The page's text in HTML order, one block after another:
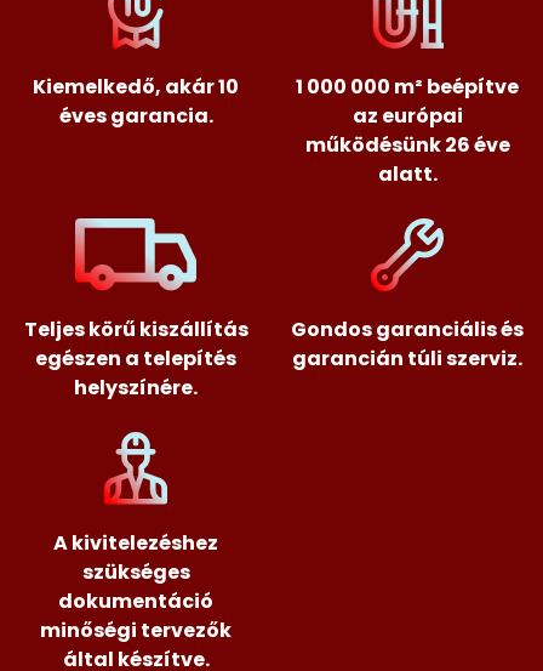
Kiemelkedő, akár 10
éves garancia.
1 000 000 m² beépítve
az európai
működésünk 26 éve
alatt.
Teljes körű kiszállítás
egészen a telepítés
helyszínére.
Gondos garanciális és
garancián túli szerviz.
A kivitelezéshez
szükséges
dokumentáció
minőségi tervezők
által készítve.